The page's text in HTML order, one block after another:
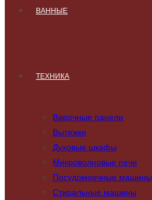
ВАННЫЕ
ТЕХНИКА
Варочные панели
Вытяжки
Духовые шкафы
Микроволновые печи
Посудомоечные машины
Стиральные машины